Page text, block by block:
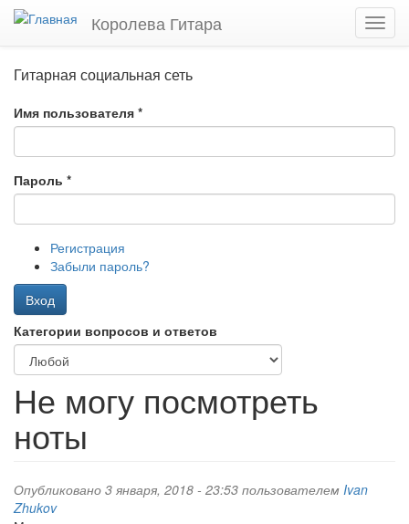
Перейти
Королева Гитара
Гитарная социальная сеть
Имя пользователя *
Пароль *
Регистрация
Забыли пароль?
Вход
Категории вопросов и ответов
Не могу посмотреть
ноты
Опубликовано 3 января, 2018 - 23:53 пользователем Ivan
Zhukov